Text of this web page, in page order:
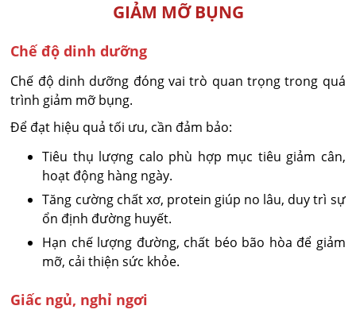
GIẢM MỠ BỤNG
Chế độ dinh dưỡng
Chế độ dinh dưỡng đóng vai trò quan trọng trong quá
trình giảm mỡ bụng.
Để đạt hiệu quả tối ưu, cần đảm bảo:
Tiêu thụ lượng calo phù hợp mục tiêu giảm cân,
hoạt động hàng ngày.
Tăng cường chất xơ, protein giúp no lâu, duy trì sự
ổn định đường huyết.
Hạn chế lượng đường, chất béo bão hòa để giảm
mỡ, cải thiện sức khỏe.
Giấc ngủ, nghỉ ngơi